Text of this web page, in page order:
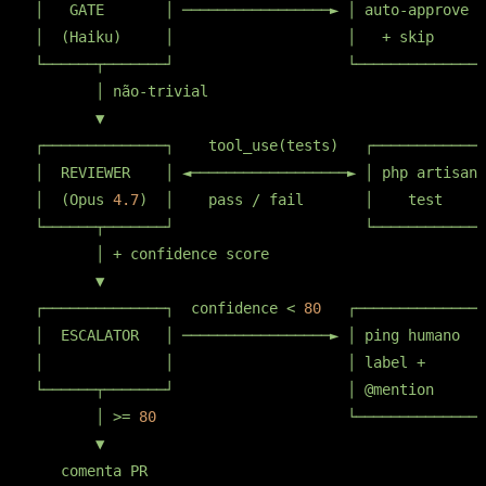
GATE ─────────────────► auto-approve
(Haiku) + skip
└──────┬───────┘
└──────────────┘
não-trivial
▼
┌──────────────┐
tool_use(tests)
REVIEWER ◄──────────────────► php artisan
(Opus 4.7) pass / fail
test
└──────┬───────┘
+ confidence score
▼
┌──────────────┐
confidence < 80
┌──────────────┐
ESCALATOR ─────────────────► ping humano
label +
└──────┬───────┘
@mention
>= 80
└──────────────┘
▼
comenta PR